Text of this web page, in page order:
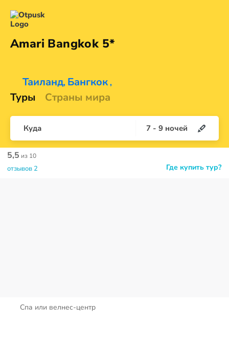
Amari Bangkok 5*
Таиланд, Бангкок ,
Туры Страны мира
Куда 7 - 9 ночей
Где купить тур?
5,5 из 10
отзывов 2
Спа или велнес-центр